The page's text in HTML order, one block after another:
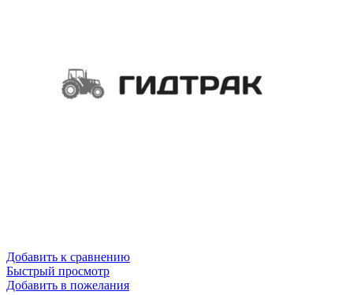
Добавить к сравнению
Быстрый просмотр
Добавить в пожелания